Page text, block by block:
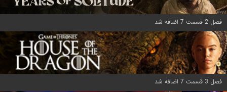
فصل 2 قسمت 7 اضافه شد
فصل 3 قسمت 7 اضافه شد